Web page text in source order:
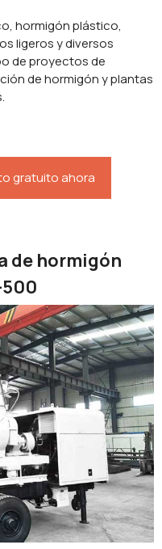
hormigón plástico,
ligeros y diversos
de proyectos de
de hormigón y plantas
gratuito ahora
de hormigón